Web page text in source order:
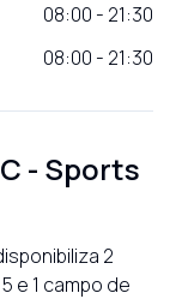
08:00 - 21:30
08:00 - 21:30
- Sports
2
e 1 campo de